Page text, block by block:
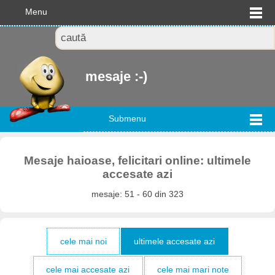
Menu
mesaje :-)
Submenu
Mesaje haioase, felicitari online: ultimele
accesate azi
mesaje: 51 - 60 din 323
cele mai noi ultimele accesate azi
cele mai accesate azi cele mai mari note